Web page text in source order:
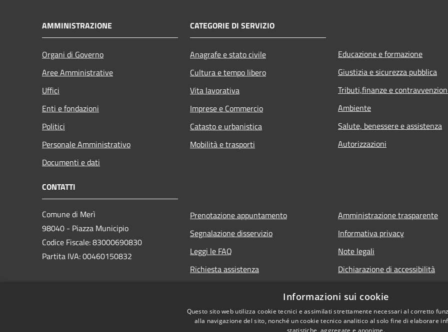
AMMINISTRAZIONE
Organi di Governo
Aree Amministrative
Uffici
Enti e fondazioni
Politici
Personale Amministrativo
Documenti e dati
CATEGORIE DI SERVIZIO
Anagrafe e stato civile
Cultura e tempo libero
Vita lavorativa
Imprese e Commercio
Catasto e urbanistica
Mobilità e trasporti
Educazione e formazione
Giustizia e sicurezza pubblica
Tributi,finanze e
Ambiente
Salute, benessere e assistenza
Autorizzazioni
CONTATTI
Comune di Merì
98040 - Piazza Municipio
Codice Fiscale: 83000690830
Partita IVA: 00460150832
Prenotazione appuntamento
Segnalazione disservizio
Leggi le FAQ
Richiesta assistenza
Amministrazione trasparente
Informativa privacy
Note legali
Dichiarazione di accessibilità
Informazioni sui cookie
Questo sito web utilizza cookie tecnici e assimilati strettamente necessari al corretto
alla navigazione del sito, nonché un cookie tecnico analitico al solo fine di elaborare
statistiche, aggregate e anonime.